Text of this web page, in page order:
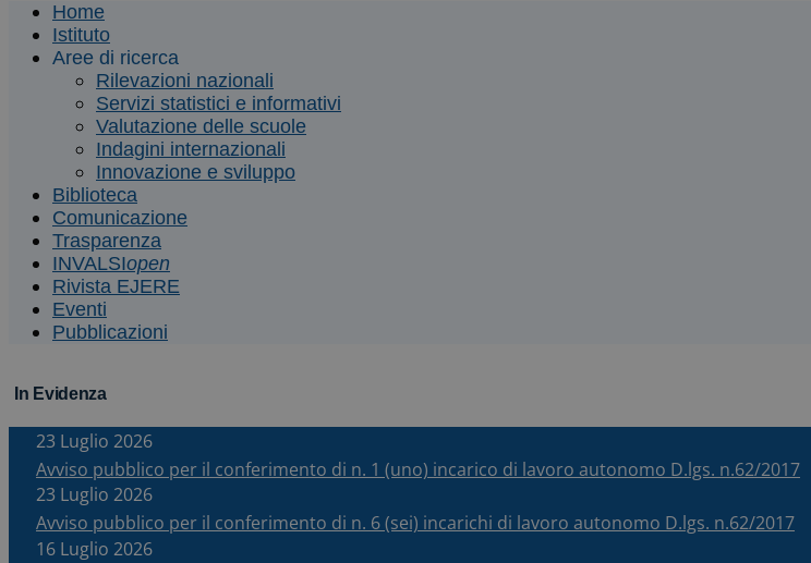
Home
Istituto
Aree di ricerca
Rilevazioni nazionali
Servizi statistici e informativi
Valutazione delle scuole
Indagini internazionali
Innovazione e sviluppo
Biblioteca
Comunicazione
Trasparenza
INVALSIopen
Rivista EJERE
Eventi
Pubblicazioni
In Evidenza
23 Luglio 2026
Avviso pubblico per il conferimento di n. 1 (uno) incarico di lavoro autonomo D.lgs. n.62/2017
23 Luglio 2026
Avviso pubblico per il conferimento di n. 6 (sei) incarichi di lavoro autonomo D.lgs. n.62/2017
16 Luglio 2026